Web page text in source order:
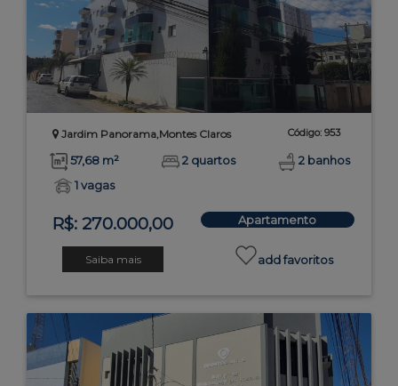
Jardim Panorama,Montes Claros Código: 953
57,68 m² 2 quartos
2 banhos
1 vagas
R$: 270.000,00 Apartamento
Saiba mais add favoritos